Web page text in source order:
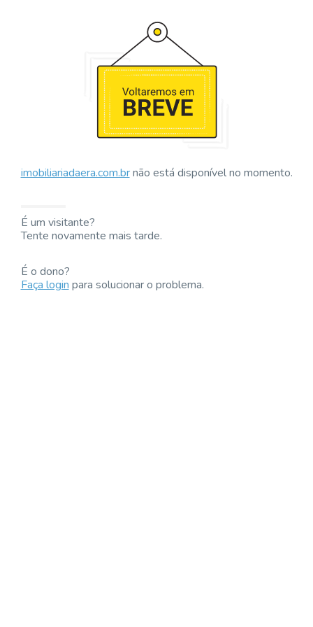
imobiliariadaera.com.brnão está disponível no momento.
É um visitante?
Tente novamente mais tarde.
É o dono?
Faça loginpara solucionar o problema.